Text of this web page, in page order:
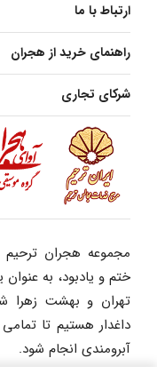
ارتباط با ما
راهنمای خرید از هجران
شرکای تجاری
مجموعه هجران ترحیم
ختم و یادبود، به
تهران و بهشت زهرا
داغدار هستیم تا
آبرومندی انجام شود.